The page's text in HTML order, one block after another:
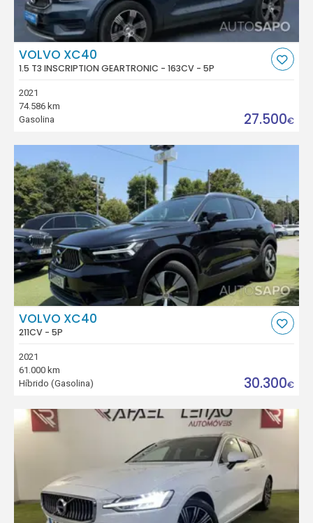
VOLVO XC40
1.5 T3 INSCRIPTION GEARTRONIC - 163CV - 5P
2021
74.586 km
Gasolina
27.500€
VOLVO XC40
211CV - 5P
2021
61.000 km
Híbrido (Gasolina)
30.300€